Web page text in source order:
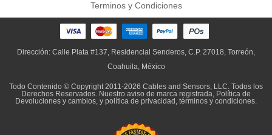
Terminos y Condiciones
Dirección: Calle Plata #137, Residencial Senderos, C.P. 27018, Torreón,
Coahuila, México
Todo Contenido © Copyright 2011-2026 Cables and Sensors, LLC. Todos los
Derechos Reservados. Nuestro aviso de marca registrada, Política de
Devoluciones y cambios, y política de privacidad, términos y condiciones.